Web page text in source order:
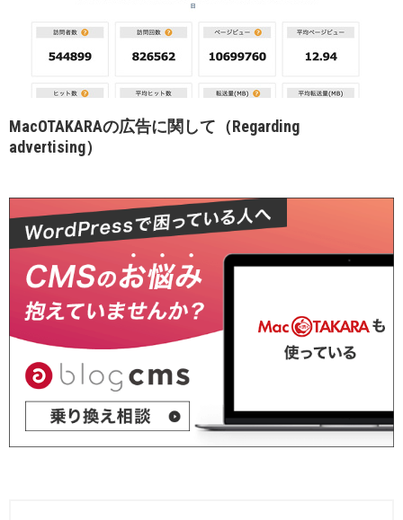
MacOTAKARAの広告に関して（Regarding
advertising）